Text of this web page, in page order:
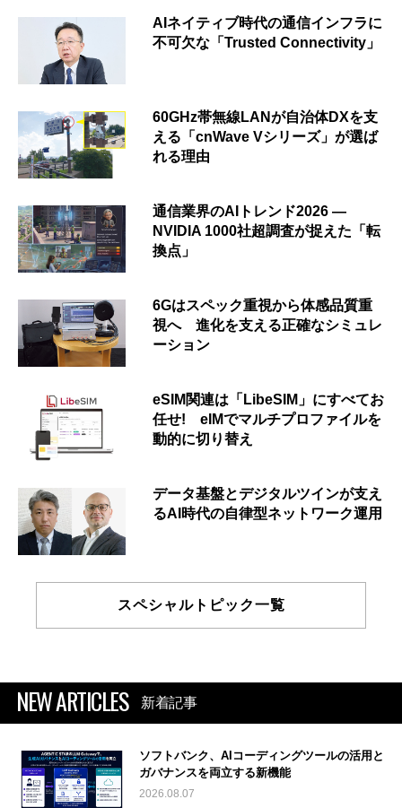
AIネイティブ時代の通信インフラに
不可欠な「Trusted Connectivity」
60GHz帯無線LANが自治体DXを支
える「cnWave Vシリーズ」が選ば
れる理由
通信業界のAIトレンド2026 ―
NVIDIA 1000社超調査が捉えた「転
換点」
6Gはスペック重視から体感品質重
視へ 進化を支える正確なシミュレ
ーション
eSIM関連は「LibeSIM」にすべてお
任せ! eIMでマルチプロファイルを
動的に切り替え
データ基盤とデジタルツインが支え
るAI時代の自律型ネットワーク運用
スペシャルトピック一覧
NEW ARTICLES 新着記事
ソフトバンク、AIコーディングツールの活用と
ガバナンスを両立する新機能
2026.08.07